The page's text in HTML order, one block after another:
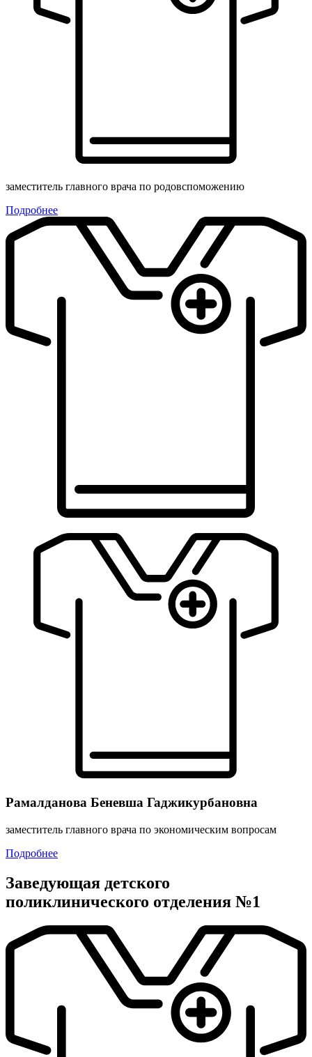
заместитель главного врача по родовспоможению
Подробнее
Рамалданова Беневша Гаджикурбановна
заместитель главного врача по экономическим вопросам
Подробнее
Заведующая детского
поликлинического отделения №1